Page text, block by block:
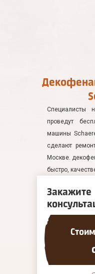
Специалисты
проведут
машины
сделают
Москве.
быстро,